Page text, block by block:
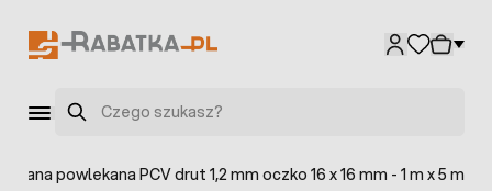
Szukaj
powlekana PCV drut 1,2 mm oczko 16 x 16 mm - 1 m x 5 m